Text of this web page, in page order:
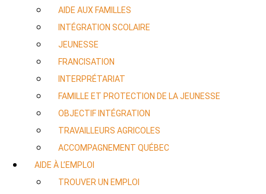
AIDE AUX FAMILLES
INTÉGRATION SCOLAIRE
JEUNESSE
FRANCISATION
INTERPRÉTARIAT
FAMILLE ET PROTECTION DE LA JEUNESSE
OBJECTIF INTÉGRATION
TRAVAILLEURS AGRICOLES
ACCOMPAGNEMENT QUÉBEC
AIDE À L’EMPLOI
TROUVER UN EMPLOI